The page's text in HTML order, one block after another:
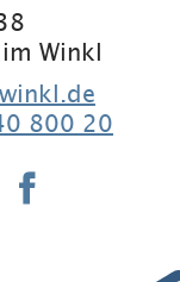
Winkl
800 20